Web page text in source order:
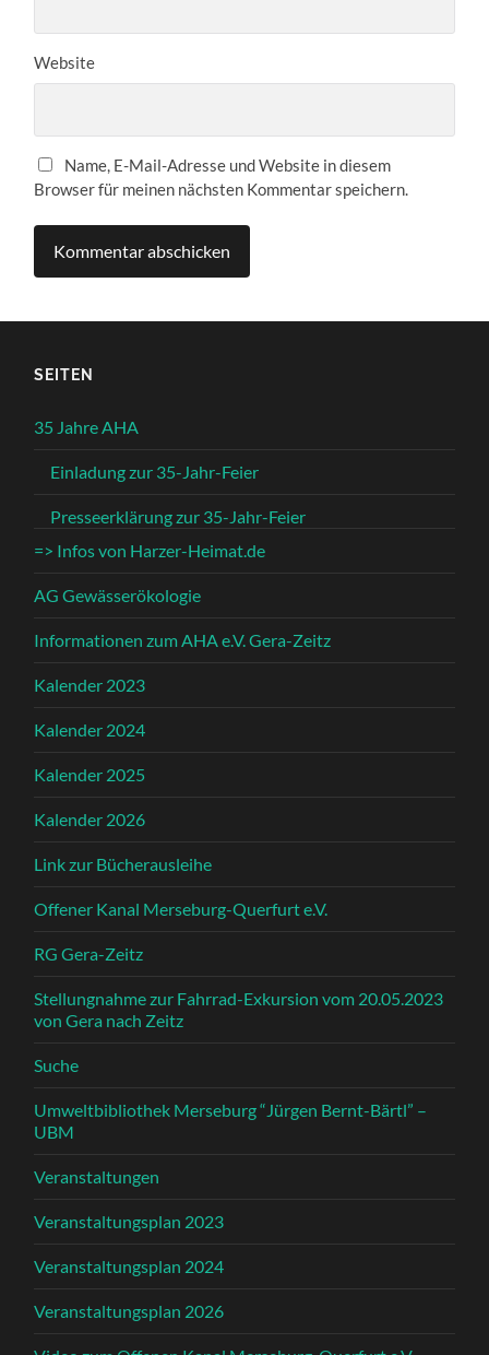
Website
Name, E-Mail-Adresse und Website in diesem
Browser für meinen nächsten Kommentar speichern.
SEITEN
35 Jahre AHA
Einladung zur 35-Jahr-Feier
Presseerklärung zur 35-Jahr-Feier
=> Infos von Harzer-Heimat.de
AG Gewässerökologie
Informationen zum AHA e.V. Gera-Zeitz
Kalender 2023
Kalender 2024
Kalender 2025
Kalender 2026
Link zur Bücherausleihe
Offener Kanal Merseburg-Querfurt e.V.
RG Gera-Zeitz
Stellungnahme zur Fahrrad-Exkursion vom 20.05.2023
von Gera nach Zeitz
Suche
Umweltbibliothek Merseburg “Jürgen Bernt-Bärtl” –
UBM
Veranstaltungen
Veranstaltungsplan 2023
Veranstaltungsplan 2024
Veranstaltungsplan 2026